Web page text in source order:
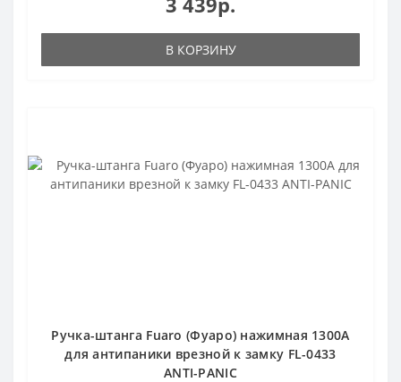
В КОРЗИНУ
Ручка-штанга Fuaro (Фуаро) нажимная 1300А
для антипаники врезной к замку FL-0433
ANTI-PANIC